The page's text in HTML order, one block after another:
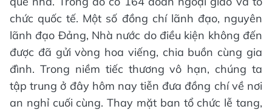
chức quốc tế. Một số đồng chí lãnh đạo, nguyên
lãnh đạo Đảng, Nhà nước do điều kiện không đến
được đã gửi vòng hoa viếng, chia buồn cùng gia
đình. Trong niềm tiếc thương vô hạn, chúng ta
tập trung ở đây hôm nay tiễn đưa đồng chí về nơi
an nghỉ cuối cùng. Thay mặt ban tổ chức lễ tang,